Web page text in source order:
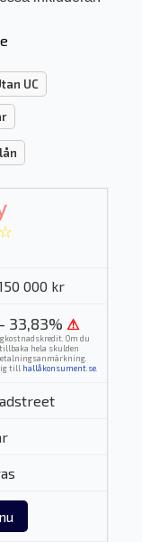
UC
000 kr
33,83% ⚠
Om du
hela skulden
till hallåkonsument.se.